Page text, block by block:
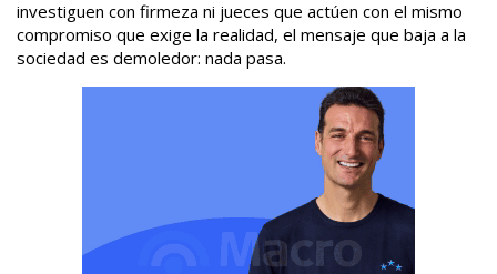
investiguen con firmeza ni jueces que actúen con el mismo
compromiso que exige la realidad, el mensaje que baja a la
sociedad es demoledor: nada pasa.